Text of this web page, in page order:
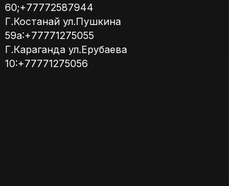
60;+77772587944
Г.Костанай ул.Пушкина
59а:+77771275055
Г.Караганда ул.Ерубаева
10:+77771275056